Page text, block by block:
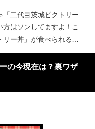
「二代目茨城ビクトリー
はソンしてますよ！こ
ー丼」が食べられるお
「どんぶり王座決定
の今現在は？裏ワザ